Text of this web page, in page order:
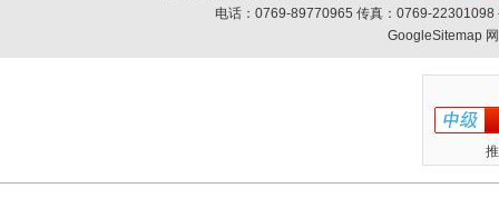
电话：0769-89770965 传真：0769-
GoogleSitemap网